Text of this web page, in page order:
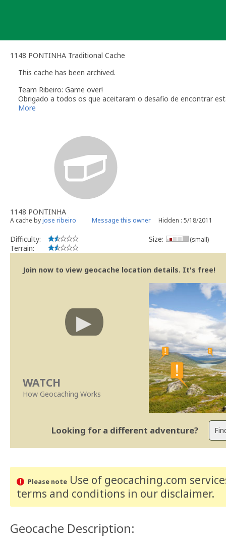
1148 PONTINHA Traditional Cache
This cache has been archived.
Team Ribeiro: Game over!
Obrigado a todos os que aceitaram o desafio de encontrar
More
1148 PONTINHA
A cache byjose ribeiro Message this owner Hidden : 5/18/2011
Difficulty:
Terrain:
Size: (small)
Join now to view geocache location details. It's free!
WATCH
How Geocaching Works
Looking for a different adventure?
Please noteUse of geocaching.com
terms and conditions in our disclaimer.
Geocache Description: